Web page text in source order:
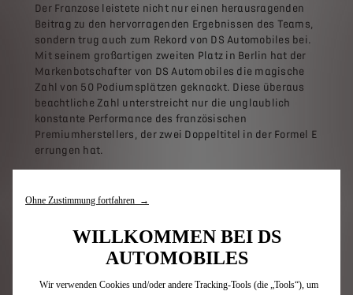
Der Franzose leistete nicht nur einen herausragenden
Beitrag zu den hervorragenden Ergebnissen des Teams,
sondern trug auch zum Rekord von DS Automobiles bei.
Mit seinem großartigen zweiten Platz in Berlin hat der
Markenbotschafter von DS Automobiles die magische
Zahl von 50 Podiumsplätzen geknackt. Diese überaus
beachtliche Zahl unterstreicht nur die unglaublich
konstante Performance des französischen
Premiumherstellers, der zwei Doppeltitel in der Formel E
errungen hat.
Lektionen bereitet sich das Team bereits auf die Saison
spanischen Valencia startet. Der GEN3 Evo wird in der
Saison 11 sein Debüt geben: ein neues Auto, das viel
schneller und effizienter ist als der aktuelle Einsitzer.
Ohne Zustimmung fortfahren →
WILLKOMMEN BEI DS
AUTOMOBILES
Wir verwenden Cookies und/oder andere Tracking-Tools (die „Tools“), um